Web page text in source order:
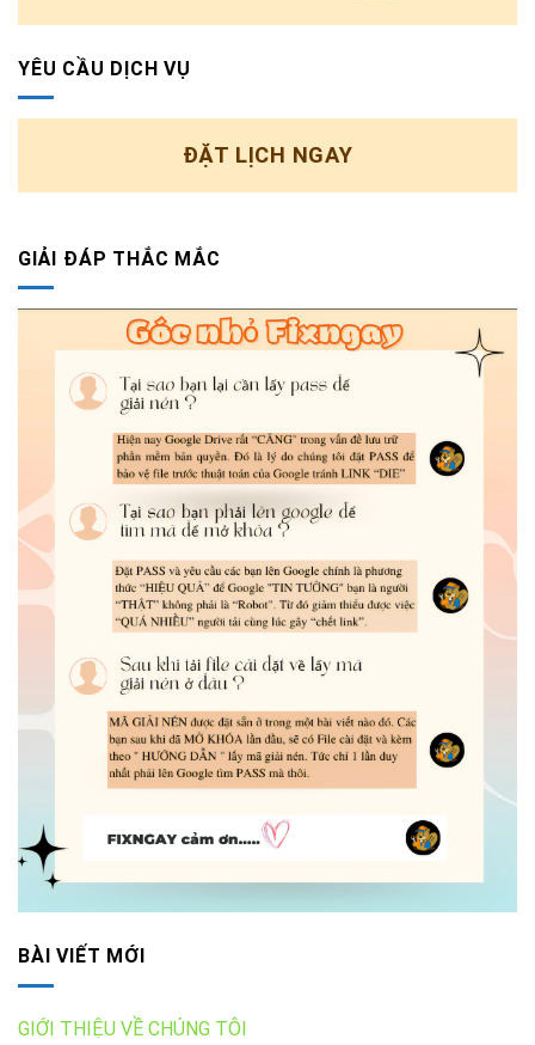
YÊU CẦU DỊCH VỤ
ĐẶT LỊCH NGAY
GIẢI ĐÁP THẮC MẮC
BÀI VIẾT MỚI
GIỚI THIỆU VỀ CHÚNG TÔI